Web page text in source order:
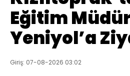
Eğitim
Yeniyol’a
Giriş: 07-08-2026 03:02